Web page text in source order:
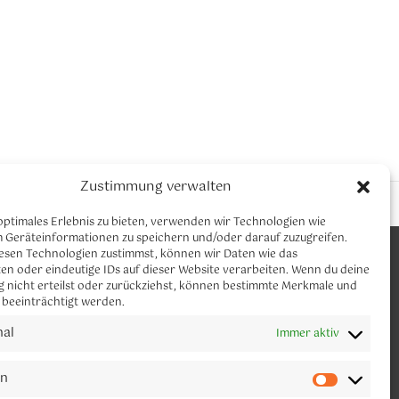
Zustimmung verwalten
Erlebnis zu bieten, verwenden wir Technologien wie
Geräteinformationen zu speichern und/oder darauf zuzugreifen.
Technologien zustimmst, können wir Daten wie das
oder eindeutige IDs auf dieser Website verarbeiten. Wenn du deine
nicht erteilst oder zurückziehst, können bestimmte Merkmale und
werden.
Immer aktiv
CLAUDIA NEUMANN YOGA
Let´s connect
Melde dich gerne für meinen Newsletter